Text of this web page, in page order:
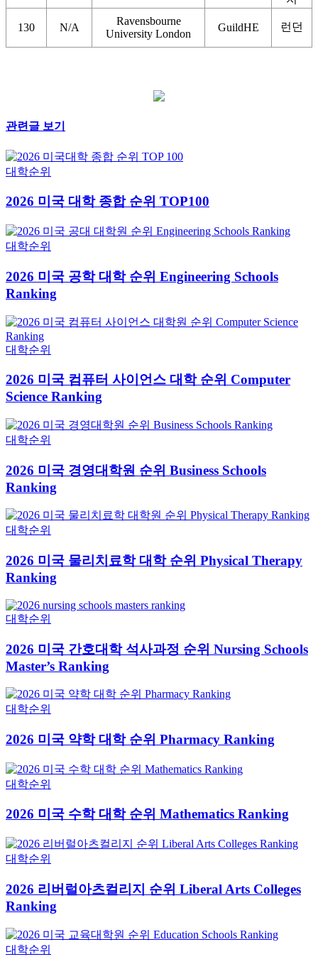
130 N/A
Ravensbourne
University London
GuildHE 런던
관련글 보기
대학순위
2026 미국 대학 종합 순위 TOP100
대학순위
2026 미국 공학 대학 순위 Engineering Schools
Ranking
대학순위
2026 미국 컴퓨터 사이언스 대학 순위 Computer
Science Ranking
대학순위
2026 미국 경영대학원 순위 Business Schools
Ranking
대학순위
2026 미국 물리치료학 대학 순위 Physical Therapy
Ranking
대학순위
2026 미국 간호대학 석사과정 순위 Nursing Schools
Master’s Ranking
대학순위
2026 미국 약학 대학 순위 Pharmacy Ranking
대학순위
2026 미국 수학 대학 순위 Mathematics Ranking
대학순위
2026 리버럴아츠컬리지 순위 Liberal Arts Colleges
Ranking
대학순위